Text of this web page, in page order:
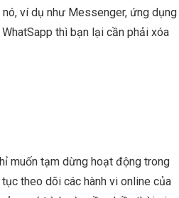
ví dụ như Messenger, ứng dụng
thì bạn lại cần phải xóa
muốn tạm dừng hoạt động trong
theo dõi các hành vi online của